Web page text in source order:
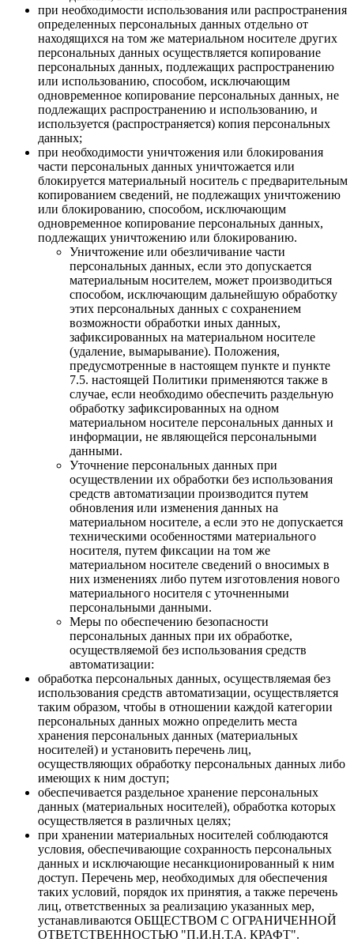
при необходимости использования или распространения
определенных персональных данных отдельно от
находящихся на том же материальном носителе других
персональных данных осуществляется копирование
персональных данных, подлежащих распространению
или использованию, способом, исключающим
одновременное копирование персональных данных, не
подлежащих распространению и использованию, и
используется (распространяется) копия персональных
данных;
при необходимости уничтожения или блокирования
части персональных данных уничтожается или
блокируется материальный носитель с предварительным
копированием сведений, не подлежащих уничтожению
или блокированию, способом, исключающим
одновременное копирование персональных данных,
подлежащих уничтожению или блокированию.
Уничтожение или обезличивание части
персональных данных, если это допускается
материальным носителем, может производиться
способом, исключающим дальнейшую обработку
этих персональных данных с сохранением
возможности обработки иных данных,
зафиксированных на материальном носителе
(удаление, вымарывание). Положения,
предусмотренные в настоящем пункте и пункте
7.5. настоящей Политики применяются также в
случае, если необходимо обеспечить раздельную
обработку зафиксированных на одном
материальном носителе персональных данных и
информации, не являющейся персональными
данными.
Уточнение персональных данных при
осуществлении их обработки без использования
средств автоматизации производится путем
обновления или изменения данных на
материальном носителе, а если это не допускается
техническими особенностями материального
носителя, путем фиксации на том же
материальном носителе сведений о вносимых в
них изменениях либо путем изготовления нового
материального носителя с уточненными
персональными данными.
Меры по обеспечению безопасности
персональных данных при их обработке,
осуществляемой без использования средств
автоматизации:
обработка персональных данных, осуществляемая без
использования средств автоматизации, осуществляется
таким образом, чтобы в отношении каждой категории
персональных данных можно определить места
хранения персональных данных (материальных
носителей) и установить перечень лиц,
осуществляющих обработку персональных данных либо
имеющих к ним доступ;
обеспечивается раздельное хранение персональных
данных (материальных носителей), обработка которых
осуществляется в различных целях;
при хранении материальных носителей соблюдаются
условия, обеспечивающие сохранность персональных
данных и исключающие несанкционированный к ним
доступ. Перечень мер, необходимых для обеспечения
таких условий, порядок их принятия, а также перечень
лиц, ответственных за реализацию указанных мер,
устанавливаются ОБЩЕСТВОМ С ОГРАНИЧЕННОЙ
ОТВЕТСТВЕННОСТЬЮ "П.И.Н.Т.А. КРАФТ".